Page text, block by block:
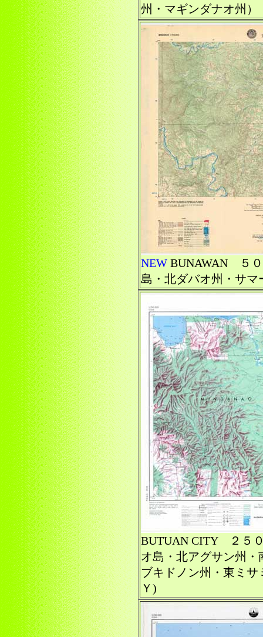
州・マギンダナオ州）
NEW BUNAWAN ５
島・北ダバオ州・サマ
BUTUAN CITY ２５
オ島・北アグサン州
ブキドノン州・東ミ
Ｙ)